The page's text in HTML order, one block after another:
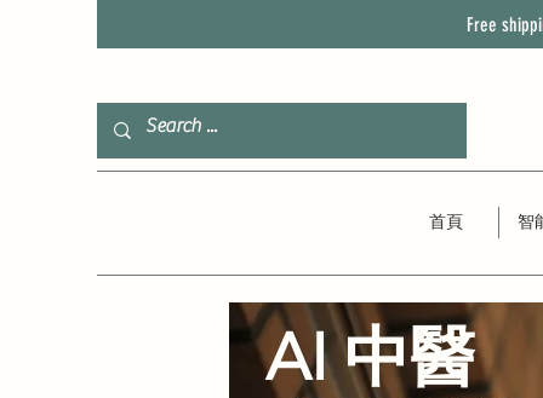
Free
首頁 智
AI 中醫